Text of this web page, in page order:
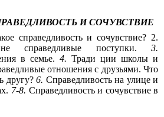
И СОЧУВСТВИЕ
и сочувствие? 2.
справедливые поступки.3.
в семье. 4.Тради ции школы и
отношения с друзьями. Что
другу?6. Справедливость на улице и
7-8. Справедливость и сочувствие в